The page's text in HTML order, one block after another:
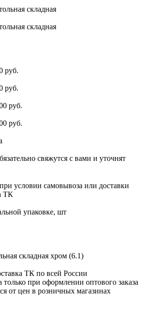
руб.
руб.
руб.
руб.
свяжутся с вами и уточнят
условии самовывоза или доставки
ТК
упаковке, шт
складная хром (6.1)
ТК по всей России
только при оформлении оптового заказа
от цен в розничных магазинах